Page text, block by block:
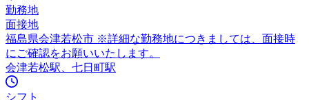
勤務地
面接地
福島県会津若松市 ※詳細な勤務地につきましては、面接時
にご確認をお願いいたします。
会津若松駅、七日町駅
シフト